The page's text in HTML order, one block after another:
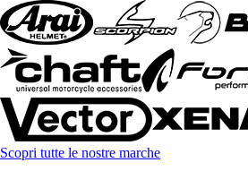
Scopri tutte le nostre marche